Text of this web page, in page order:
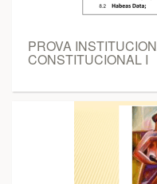
PROVA
CONSTITUCIONAL I